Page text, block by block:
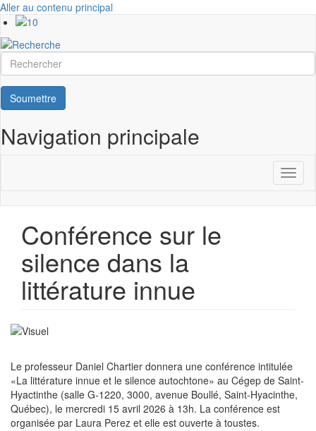
Aller au contenu principal
Rechercher
Soumettre
Navigation principale
Conférence sur le
silence dans la
littérature innue
Le professeur Daniel Chartier donnera une conférence intitulée
«La littérature innue et le silence autochtone» au Cégep de Saint-
Hyactinthe (salle G-1220, 3000, avenue Boullé, Saint-Hyacinthe,
Québec), le mercredi 15 avril 2026 à 13h. La conférence est
organisée par Laura Perez et elle est ouverte à toustes.